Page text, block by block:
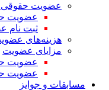
عضویت حقوقی
عضویت
ثبت نام
هزینه‌های
مزایای عضویت
عضویت
عضویت
مسابقات و جوایز